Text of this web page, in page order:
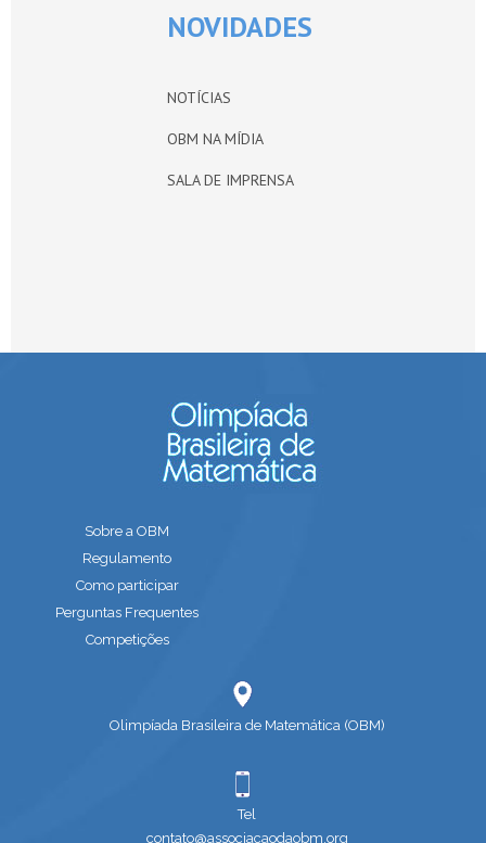
NOVIDADES
NOTÍCIAS
OBM NA MÍDIA
SALA DE IMPRENSA
Sobre a OBM
Regulamento
Como participar
Perguntas Frequentes
Competições
Olimpíada Brasileira de Matemática (OBM)
Tel
contato@associacaodaobm.org